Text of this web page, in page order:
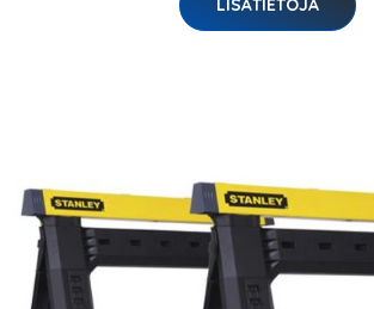
LISÄTIETOJA